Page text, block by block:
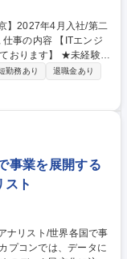
おります】 ★未経験歓
“教育のランド”といわ
卒の方でもスタートし
致します。【魅力】新
修・ヒューマンスキ
いただきますが、専門
度は第二新卒の方も
方必見
勤務あり
退職金あり
事業を展開する
ト